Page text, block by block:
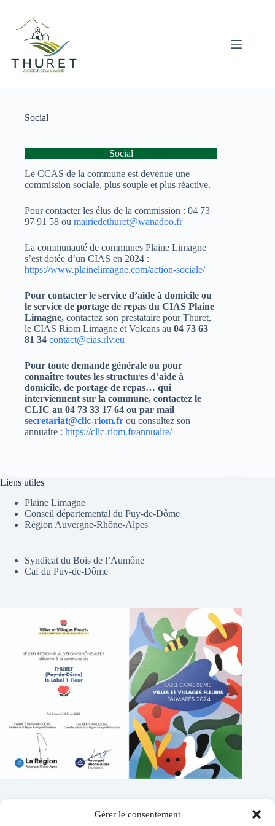
Gérer le consentement
contenu
Social
Social
Le CCAS de la commune est devenue une
commission sociale, plus souple et plus réactive.
Pour contacter les élus de la commission : 04 73
97 91 58 ou mairiedethuret@wanadoo.fr
La communauté de communes Plaine Limagne
s’est dotée d’un CIAS en 2024 :
https://www.plainelimagne.com/action-sociale/
Pour contacter le service d’aide à domicile ou
le service de portage de repas du CIAS Plaine
Limagne, contactez son prestataire pour Thuret,
le CIAS Riom Limagne et Volcans au 04 73 63
81 34 contact@cias.rlv.eu
Pour toute demande générale ou pour
connaître toutes les structures d’aide à
domicile, de portage de repas… qui
interviennent sur la commune, contactez le
CLIC au 04 73 33 17 64 ou par mail
secretariat@clic-riom.fr ou consultez son
annuaire : https://clic-riom.fr/annuaire/
Liens utiles
Plaine Limagne
Conseil départemental du Puy-de-Dôme
Région Auvergne-Rhône-Alpes
Syndicat du Bois de l’Aumône
Caf du Puy-de-Dôme